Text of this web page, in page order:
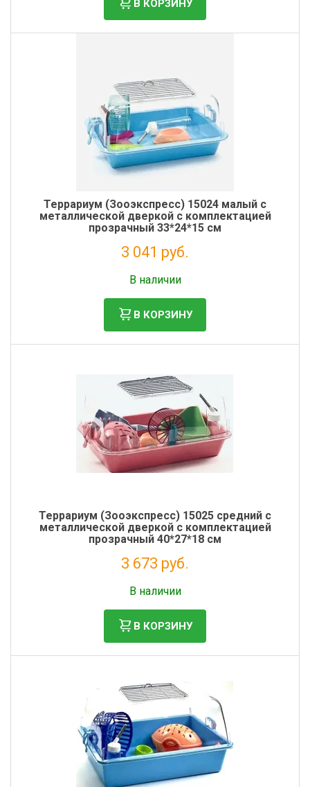
В КОРЗИНУ
Террариум (Зооэкспресс) 15024 малый с
металлической дверкой с комплектацией
прозрачный 33*24*15 см
3 041 руб.
В наличии
В КОРЗИНУ
Террариум (Зооэкспресс) 15025 средний с
металлической дверкой с комплектацией
прозрачный 40*27*18 см
3 673 руб.
В наличии
В КОРЗИНУ